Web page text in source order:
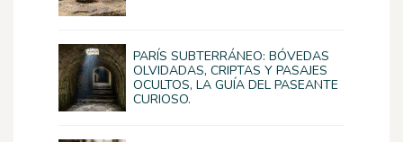
PARÍS SUBTERRÁNEO: BÓVEDAS
OLVIDADAS, CRIPTAS Y PASAJES
OCULTOS, LA GUÍA DEL PASEANTE
CURIOSO.